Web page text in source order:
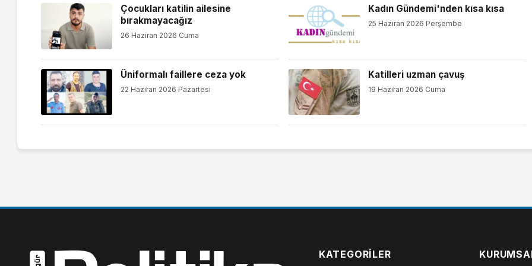
Çocukları katilin ailesine
bırakmayacağız
26 Haziran 2026 Cuma
Kadın Gündemi'nden kısa kısa
25 Haziran 2026 Perşembe
Üniformalı faillere ceza yok
22 Haziran 2026 Pazartesi
Katilleri uzman çavuş
19 Haziran 2026 Cuma
KATEGORILER